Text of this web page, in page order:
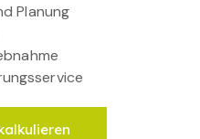
Planung